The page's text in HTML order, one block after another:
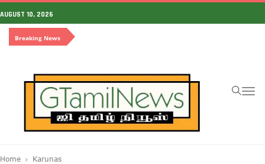
AUGUST 10, 2026
Breaking News
Home Karunas